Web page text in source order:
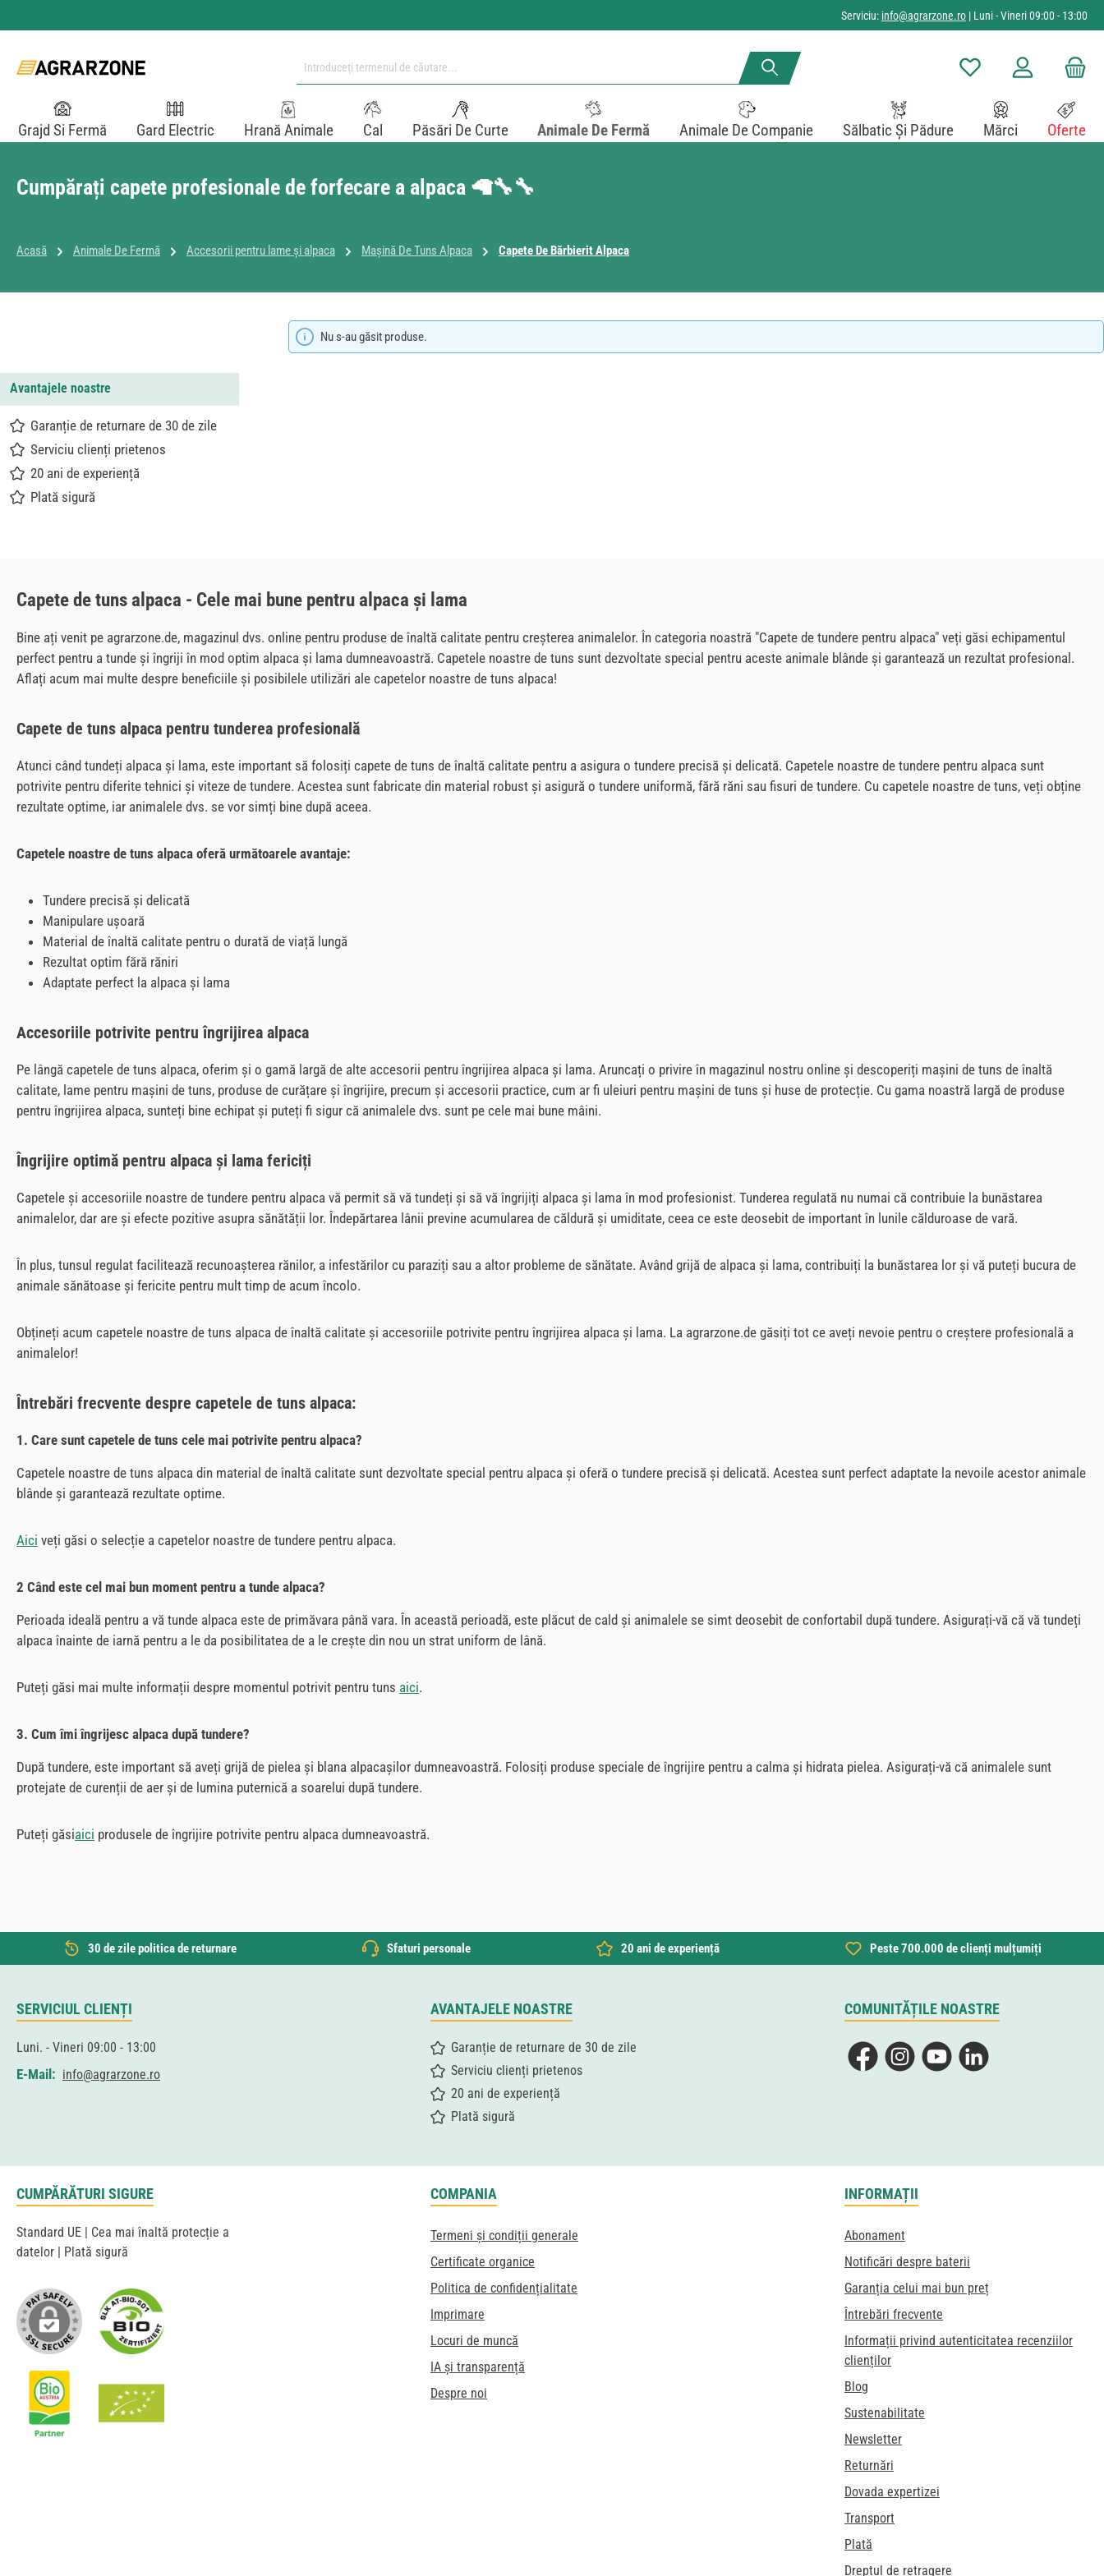
Serviciu: info@agrarzone.ro | Luni - Vineri 09:00 - 13:00
Aveți 0 articole din lista
Grajd Si Fermă Gard Electric Hrană Animale Cal Păsări De Curte Animale De Fermă Animale De Companie Sălbatic Și Pădure Mărci Oferte
Cumpărați capete profesionale de forfecare a alpaca 🦙🔧🔧
Acasă Animale De Fermă Accesorii pentru lame și alpaca Mașină De Tuns Alpaca Capete De Bărbierit Alpaca
Avantajele noastre
Garanție de returnare de 30 de zile
Serviciu clienți prietenos
20 ani de experiență
Plată sigură
Nu s-au găsit produse.
Capete de tuns alpaca - Cele mai bune pentru alpaca și lama
Bine ați venit pe agrarzone.de, magazinul dvs. online pentru produse de înaltă calitate pentru creșterea animalelor. În categoria noastră "Capete de tundere pentru alpaca" veți găsi echipamentul
perfect pentru a tunde și îngriji în mod optim alpaca și lama dumneavoastră. Capetele noastre de tuns sunt dezvoltate special pentru aceste animale blânde și garantează un rezultat profesional.
Aflați acum mai multe despre beneficiile și posibilele utilizări ale capetelor noastre de tuns alpaca!
Capete de tuns alpaca pentru tunderea profesională
Atunci când tundeți alpaca și lama, este important să folosiți capete de tuns de înaltă calitate pentru a asigura o tundere precisă și delicată. Capetele noastre de tundere pentru alpaca sunt
potrivite pentru diferite tehnici și viteze de tundere. Acestea sunt fabricate din material robust și asigură o tundere uniformă, fără răni sau fisuri de tundere. Cu capetele noastre de tuns, veți obține
rezultate optime, iar animalele dvs. se vor simți bine după aceea.
Capetele noastre de tuns alpaca oferă următoarele avantaje:
Tundere precisă și delicată
Manipulare ușoară
Material de înaltă calitate pentru o durată de viață lungă
Rezultat optim fără răniri
Adaptate perfect la alpaca și lama
Accesoriile potrivite pentru îngrijirea alpaca
Pe lângă capetele de tuns alpaca, oferim și o gamă largă de alte accesorii pentru îngrijirea alpaca și lama. Aruncați o privire în magazinul nostru online și descoperiți mașini de tuns de înaltă
calitate, lame pentru mașini de tuns, produse de curățare și îngrijire, precum și accesorii practice, cum ar fi uleiuri pentru mașini de tuns și huse de protecție. Cu gama noastră largă de produse
pentru îngrijirea alpaca, sunteți bine echipat și puteți fi sigur că animalele dvs. sunt pe cele mai bune mâini.
Îngrijire optimă pentru alpaca și lama fericiți
Capetele și accesoriile noastre de tundere pentru alpaca vă permit să vă tundeți și să vă îngrijiți alpaca și lama în mod profesionist. Tunderea regulată nu numai că contribuie la bunăstarea
animalelor, dar are și efecte pozitive asupra sănătății lor. Îndepărtarea lânii previne acumularea de căldură și umiditate, ceea ce este deosebit de important în lunile călduroase de vară.
În plus, tunsul regulat facilitează recunoașterea rănilor, a infestărilor cu paraziți sau a altor probleme de sănătate. Având grijă de alpaca și lama, contribuiți la bunăstarea lor și vă puteți bucura de
animale sănătoase și fericite pentru mult timp de acum încolo.
Obțineți acum capetele noastre de tuns alpaca de înaltă calitate și accesoriile potrivite pentru îngrijirea alpaca și lama. La agrarzone.de găsiți tot ce aveți nevoie pentru o creștere profesională a
animalelor!
Întrebări frecvente despre capetele de tuns alpaca:
1. Care sunt capetele de tuns cele mai potrivite pentru alpaca?
Capetele noastre de tuns alpaca din material de înaltă calitate sunt dezvoltate special pentru alpaca și oferă o tundere precisă și delicată. Acestea sunt perfect adaptate la nevoile acestor animale
blânde și garantează rezultate optime.
Aici veți găsi o selecție a capetelor noastre de tundere pentru alpaca.
2 Când este cel mai bun moment pentru a tunde alpaca?
Perioada ideală pentru a vă tunde alpaca este de primăvara până vara. În această perioadă, este plăcut de cald și animalele se simt deosebit de confortabil după tundere. Asigurați-vă că vă tundeți
alpaca înainte de iarnă pentru a le da posibilitatea de a le crește din nou un strat uniform de lână.
Puteți găsi mai multe informații despre momentul potrivit pentru tuns aici.
3. Cum îmi îngrijesc alpaca după tundere?
După tundere, este important să aveți grijă de pielea și blana alpacașilor dumneavoastră. Folosiți produse speciale de îngrijire pentru a calma și hidrata pielea. Asigurați-vă că animalele sunt
protejate de curenții de aer și de lumina puternică a soarelui după tundere.
Puteți găsiaici produsele de îngrijire potrivite pentru alpaca dumneavoastră.
30 de zile politica de returnare Sfaturi personale 20 ani de experiență Peste 700.000 de clienți mulțumiți
SERVICIUL CLIENȚI
Luni. - Vineri 09:00 - 13:00
E-Mail: info@agrarzone.ro
AVANTAJELE NOASTRE
Garanție de returnare de 30 de zile
Serviciu clienți prietenos
20 ani de experiență
Plată sigură
COMUNITĂȚILE NOASTRE
FacebookInstagramYouTubeLinkedIn
CUMPĂRĂTURI SIGURE
Standard UE | Cea mai înaltă protecție a
datelor | Plată sigură
COMPANIA
Termeni și condiții generale
Certificate organice
Politica de confidențialitate
Imprimare
Locuri de muncă
IA și transparență
Despre noi
INFORMAȚII
Abonament
Notificări despre baterii
Garanția celui mai bun preț
Întrebări frecvente
Informații privind autenticitatea recenziilor
clienților
Blog
Sustenabilitate
Newsletter
Returnări
Dovada expertizei
Transport
Plată
Dreptul de retragere